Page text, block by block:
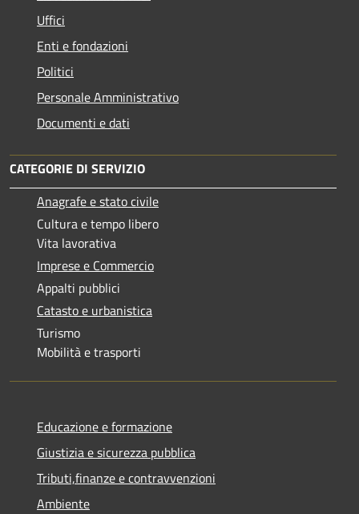
Uffici
Enti e fondazioni
Politici
Personale Amministrativo
Documenti e dati
CATEGORIE DI SERVIZIO
Anagrafe e stato civile
Cultura e tempo libero
Vita lavorativa
Imprese e Commercio
Appalti pubblici
Catasto e urbanistica
Turismo
Mobilità e trasporti
Educazione e formazione
Giustizia e sicurezza pubblica
Tributi,finanze e contravvenzioni
Ambiente